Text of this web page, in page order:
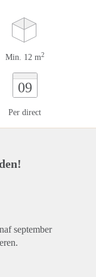
Min. 12 m2
09
Per direct
september